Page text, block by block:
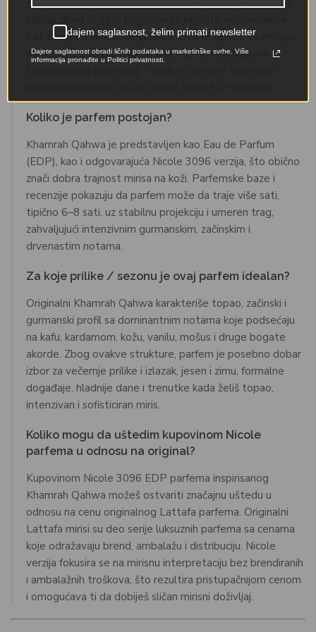
gurmanske i aromatične akorde, sa jakim uticajem kafe i
bez stroge rodne podeljenosti. Ovo je tipično za mnoge
parfeme iz Lattafa asortimana, koji ne insistiraju na
Koliko je parfem postojan?
Khamrah Qahwa je predstavljen kao Eau de Parfum
(EDP), kao i odgovarajuća Nicole 3096 verzija, što obično
znači dobra trajnost mirisa na koži. Parfemske baze i
recenzije pokazuju da parfem može da traje više sati,
tipično 6–8 sati, uz stabilnu projekciju i umeren trag,
zahvaljujući intenzivnim gurmanskim, začinskim i
drvenastim notama.
Za koje prilike / sezonu je ovaj parfem idealan?
Originalni Khamrah Qahwa karakteriše topao, začinski i
gurmanski profil sa dominantnim notama koje podsećaju
na kafu, kardamom, kožu, vanilu, mošus i druge bogate
akorde. Zbog ovakve strukture, parfem je posebno dobar
izbor za večernje prilike i izlazak, jesen i zimu, formalne
događaje, hladnije dane i trenutke kada želiš topao,
intenzivan i sofisticiran miris.
Koliko mogu da uštedim kupovinom Nicole
parfema u odnosu na original?
Kupovinom Nicole 3096 EDP parfema inspirisanog
Khamrah Qahwa možeš ostvariti značajnu uštedu u
odnosu na cenu originalnog Lattafa parfema. Originalni
Lattafa mirisi su deo serije luksuznih parfema sa cenama
koje odražavaju brend, ambalažu i distribuciju. Nicole
verzija fokusira se na mirisnu interpretaciju bez brendiranih
i ambalažnih troškova, što rezultira pristupačnijom cenom
i omogućava ti da dobiješ sličan mirisni doživljaj.
dajem saglasnost, želim primati newsletter
Dajete saglasnost obradi ličnih podataka u marketinške svrhe. Više
informacija pronađite u Politici privatnosti.